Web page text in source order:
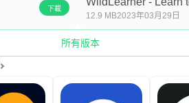
下載
12.9 MB2023年03月29日
所有版本